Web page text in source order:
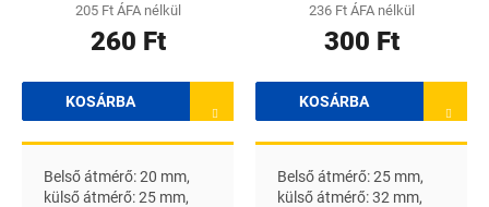
205 Ft ÁFA nélkül
260 Ft
KOSÁRBA
Belső átmérő: 20 mm,
külső átmérő: 25 mm,
236 Ft ÁFA nélkül
300 Ft
KOSÁRBA
Belső átmérő: 25 mm,
külső átmérő: 32 mm,